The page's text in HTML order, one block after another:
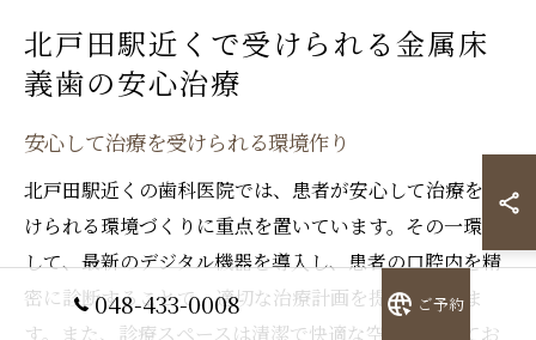
北戸田駅近くで受けられる金属床
義歯の安心治療
安心して治療を受けられる環境作り
北戸田駅近くの歯科医院では、患者が安心して治療を受
けられる環境づくりに重点を置いています。その一環と
して、最新のデジタル機器を導入し、患者の口腔内を精
密に診断することで、適切な治療計画を提案していま
す。また、診療スペースは清潔で快適な空間となってお
048-433-0008 ご予約